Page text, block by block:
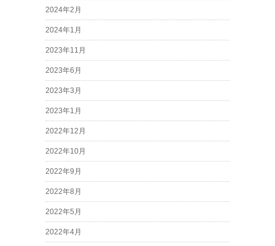
2024年2月
2024年1月
2023年11月
2023年6月
2023年3月
2023年1月
2022年12月
2022年10月
2022年9月
2022年8月
2022年5月
2022年4月